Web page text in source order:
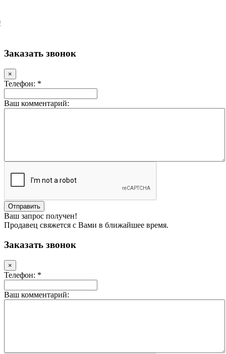
Заказать звонок
×
Телефон: *
Ваш комментарий:
Ваш запрос получен!
Продавец свяжется с Вами в ближайшее время.
Заказать звонок
×
Телефон: *
Ваш комментарий: